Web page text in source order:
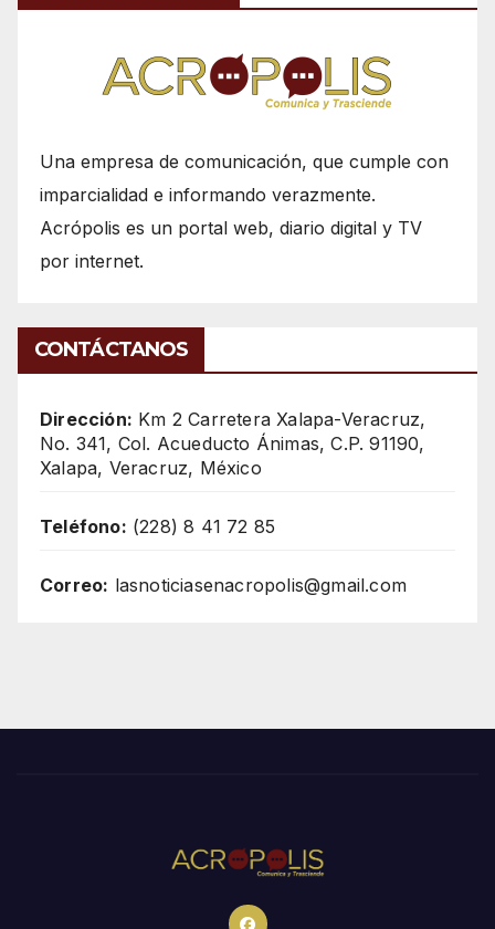
Una empresa de comunicación, que cumple con
imparcialidad e informando verazmente.
Acrópolis es un portal web, diario digital y TV
por internet.
CONTÁCTANOS
Dirección: Km 2 Carretera Xalapa-Veracruz,
No. 341, Col. Acueducto Ánimas, C.P. 91190,
Xalapa, Veracruz, México
Teléfono: (228) 8 41 72 85
Correo: lasnoticiasenacropolis@gmail.com